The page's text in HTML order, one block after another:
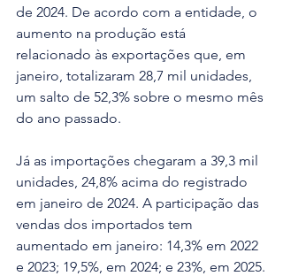
de 2024. De acordo com a entidade, o
aumento na produção está
relacionado às exportações que, em
janeiro, totalizaram 28,7 mil unidades,
um salto de 52,3% sobre o mesmo mês
do ano passado.
Já as importações chegaram a 39,3 mil
unidades, 24,8% acima do registrado
em janeiro de 2024. A participação das
vendas dos importados tem
aumentado em janeiro: 14,3% em 2022
e 2023; 19,5%, em 2024; e 23%, em 2025.